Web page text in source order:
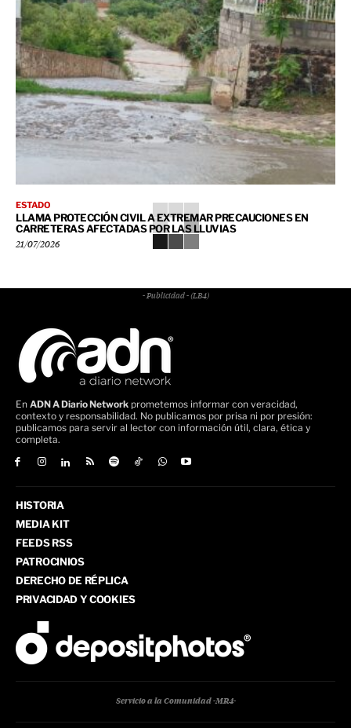
ESTADO
LLAMA PROTECCIÓN CIVIL A EXTREMAR PRECAUCIONES EN
CARRETERAS AFECTADAS POR LAS LLUVIAS
21/07/2026
- Publicidad - (LB4)
En ADN A Diario Network prometemos informar con veracidad,
contexto y responsabilidad. No publicamos por prisa ni por presión:
publicamos para servir al lector con información útil, clara, ética y
completa.
HISTORIA
MEDIA KIT
FEEDS RSS
PATROCINIOS
DERECHO DE RÉPLICA
PRIVACIDAD Y COOKIES
Servicio a la Comunidad -MR4-